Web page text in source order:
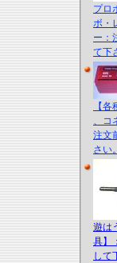
プロ
ボ・
ー：
て下
【
、コ
注文
さい。
遊は
具】
して